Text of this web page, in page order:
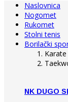
Naslovnica
Nogomet
Rukomet
Stolni tenis
Borilački
Karate
NK DUGO